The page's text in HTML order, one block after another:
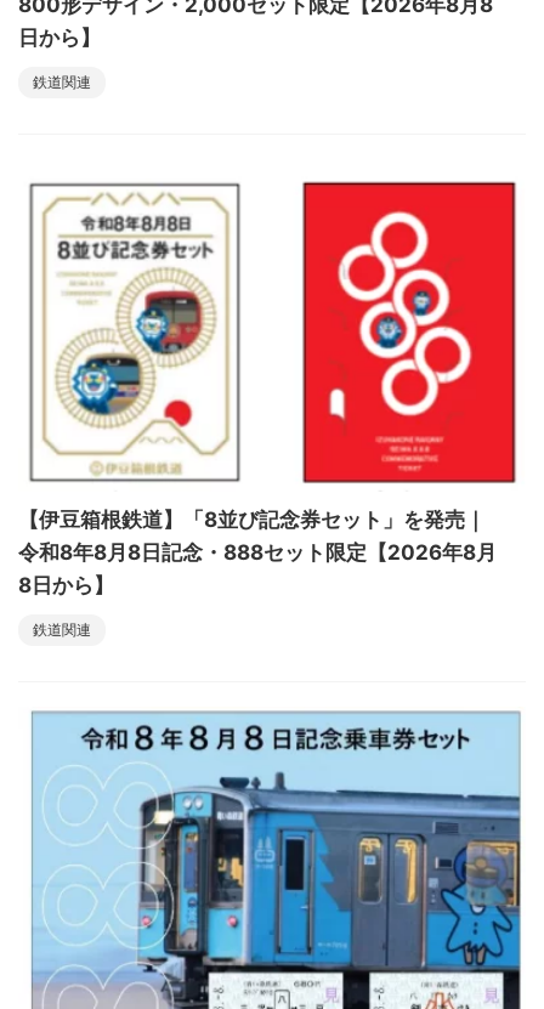
800形デザイン・2,000セット限定【2026年8月8
日から】
鉄道関連
【伊豆箱根鉄道】「8並び記念券セット」を発売｜
令和8年8月8日記念・888セット限定【2026年8月
8日から】
鉄道関連